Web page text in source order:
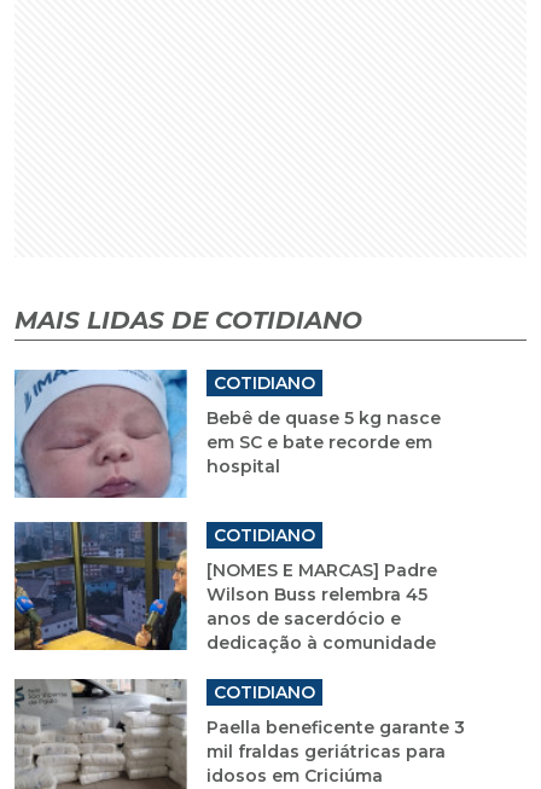
MAIS LIDAS DE COTIDIANO
COTIDIANO
Bebê de quase 5 kg nasce
em SC e bate recorde em
hospital
COTIDIANO
[NOMES E MARCAS] Padre
Wilson Buss relembra 45
anos de sacerdócio e
dedicação à comunidade
COTIDIANO
Paella beneficente garante 3
mil fraldas geriátricas para
idosos em Criciúma